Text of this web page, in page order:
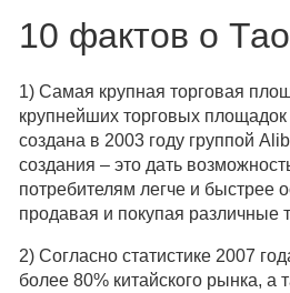
10 фактов о
1) Самая крупная торговая
крупнейших торговых
создана в 2003 году группой
создания – это дать
потребителям легче и быстрее
продавая и покупая различные
2) Согласно статистике 2007
более 80% китайского рынка, а